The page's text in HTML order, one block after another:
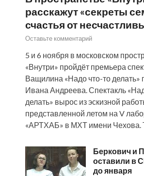
расскажут «секреты
счастья от
Оставьте комментарий
5 и 6 ноября в московском
«Внутри» пройдёт премьера
Ващилина «Надо что-то делать»
Ивана Андреева. Спектакль
делать» вырос из эскизной
представленной летом на V
«АРТХАБ» в МХТ имени Чехова.
Беркович и
оставили в
до января